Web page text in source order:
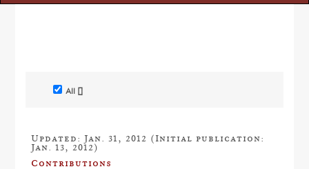
All []
Updated: Jan. 31, 2012 (Initial publication:
Jan. 13, 2012)
Contributions